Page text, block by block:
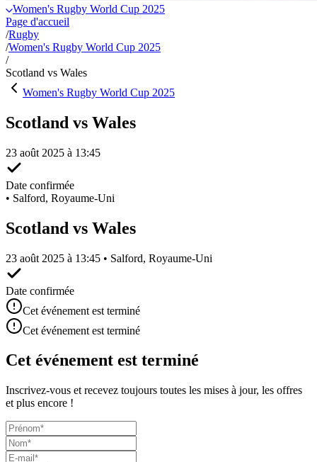
Women's Rugby World Cup 2025
Page d'accueil
/Rugby
/Women's Rugby World Cup 2025
/
Scotland vs Wales
Women's Rugby World Cup 2025
Scotland vs Wales
23 août 2025 à 13:45
Date confirmée
• Salford, Royaume-Uni
Scotland vs Wales
23 août 2025 à 13:45 • Salford, Royaume-Uni
Date confirmée
Cet événement est terminé
Cet événement est terminé
Cet événement est terminé
Inscrivez-vous et recevez toujours toutes les mises à jour, les offres
et plus encore !